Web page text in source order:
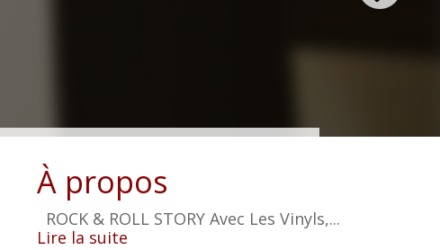
À propos
ROCK & ROLL STORY Avec Les Vinyls,...
Lire la suite